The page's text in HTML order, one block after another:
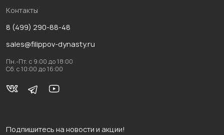
Контакты
8 (499) 290-88-48
sales@filippov-dynasty.ru
Пн.-Пт. с 9:00 до 18:00
Сб. с 10:00 до 16:00
Подпишитесь на новости и акции!